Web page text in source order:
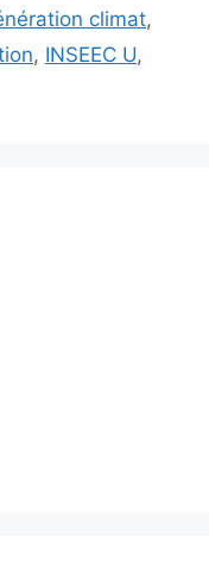
climat,
, INSEEC U,